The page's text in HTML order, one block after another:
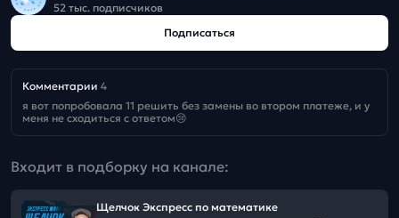
52 тыс. подписчиков
Подписаться
Комментарии 4
я вот попробовала 11 решить без замены во втором платеже, и у
меня не сходиться с ответом😢
Входит в подборку на канале:
Щелчок Экспресс по математике